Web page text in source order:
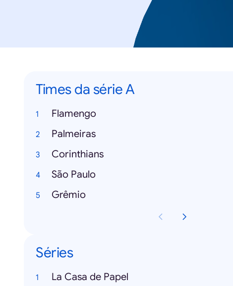
Times da série A
Flamengo
Palmeiras
Corinthians
São Paulo
Grêmio
Séries
La Casa de Papel